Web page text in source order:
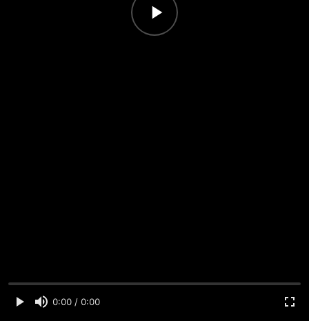
0:00 / 0:00